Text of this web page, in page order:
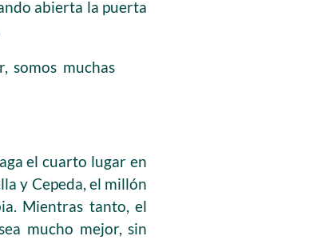
abierta la puerta
somos muchas
el cuarto lugar en
y Cepeda, el millón
Mientras tanto, el
mucho mejor, sin